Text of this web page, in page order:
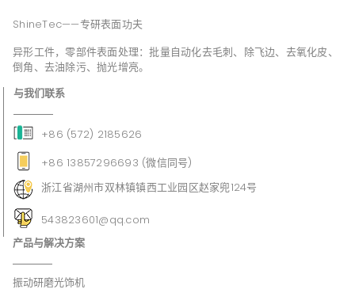
ShineTec——专研表面功夫
异形工件，零部件表面处理：批量自动化去毛刺、除飞边、去氧化皮、
倒角、去油除污、抛光增亮。
与我们联系
+86 (572) 2185626
+86 13857296693 (微信同号)
浙江省湖州市双林镇镇西工业园区赵家兜124号
543823601@qq.com
产品与解决方案
振动研磨光饰机